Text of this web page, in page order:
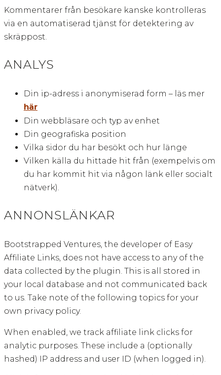
Kommentarer från besökare kanske kontrolleras
via en automatiserad tjänst för detektering av
skräppost.
ANALYS
Din ip-adress i anonymiserad form – läs mer
här
Din webbläsare och typ av enhet
Din geografiska position
Vilka sidor du har besökt och hur länge
Vilken källa du hittade hit från (exempelvis om
du har kommit hit via någon länk eller socialt
nätverk).
ANNONSLÄNKAR
Bootstrapped Ventures, the developer of Easy
Affiliate Links, does not have access to any of the
data collected by the plugin. This is all stored in
your local database and not communicated back
to us. Take note of the following topics for your
own privacy policy.
When enabled, we track affiliate link clicks for
analytic purposes. These include a (optionally
hashed) IP address and user ID (when logged in).